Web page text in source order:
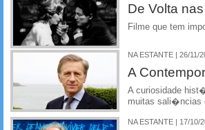
De Volta
Filme que tem
NA ESTANTE | 26/11/
A
A curiosidade
muitas sali�ncias
NA ESTANTE | 17/10/